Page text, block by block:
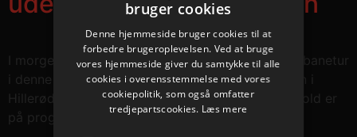
I morgen drager vi på den længste nationale udebanetur
i denne sæson. Turen går til Frederiksborg-Hallen i
Hillerød, hvor et møde med Nordsjælland Håndbold er
på programmet. Kampstart er kl. 19.00.
bruger cookies
Denne hjemmeside bruger cookies til at
forbedre brugeroplevelsen. Ved at bruge
vores hjemmeside giver du samtykke til alle
cookies i overensstemmelse med vores
cookiepolitik, som også omfatter
tredjepartscookies. Læs mere